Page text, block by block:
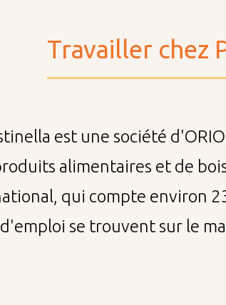
Travailler chez
est une société
alimentaires et de
qui compte environ
se trouvent sur le